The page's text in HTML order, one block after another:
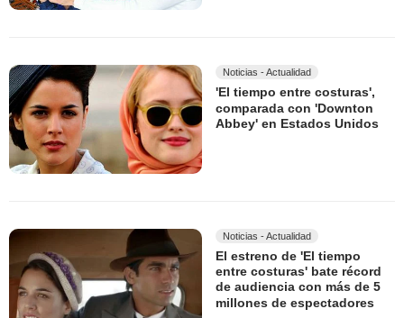
Noticias - Actualidad
'El tiempo entre costuras',
comparada con 'Downton
Abbey' en Estados Unidos
Noticias - Actualidad
El estreno de 'El tiempo
entre costuras' bate récord
de audiencia con más de 5
millones de espectadores